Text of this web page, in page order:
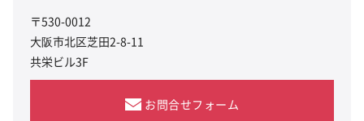
〒530-0012
大阪市北区芝田2-8-11
共栄ビル3F
お問合せフォーム